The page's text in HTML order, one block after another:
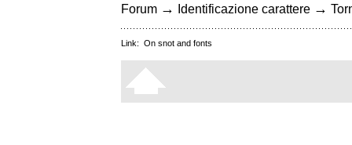
Forum → Identificazione carattere →
Link: On snot and fonts